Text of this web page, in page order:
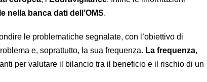
nella banca dati dell’OMS.
le problematiche segnalate, con l’obiettivo di
e, soprattutto, la sua frequenza. La frequenza,
per valutare il bilancio tra il beneficio e il rischio di un